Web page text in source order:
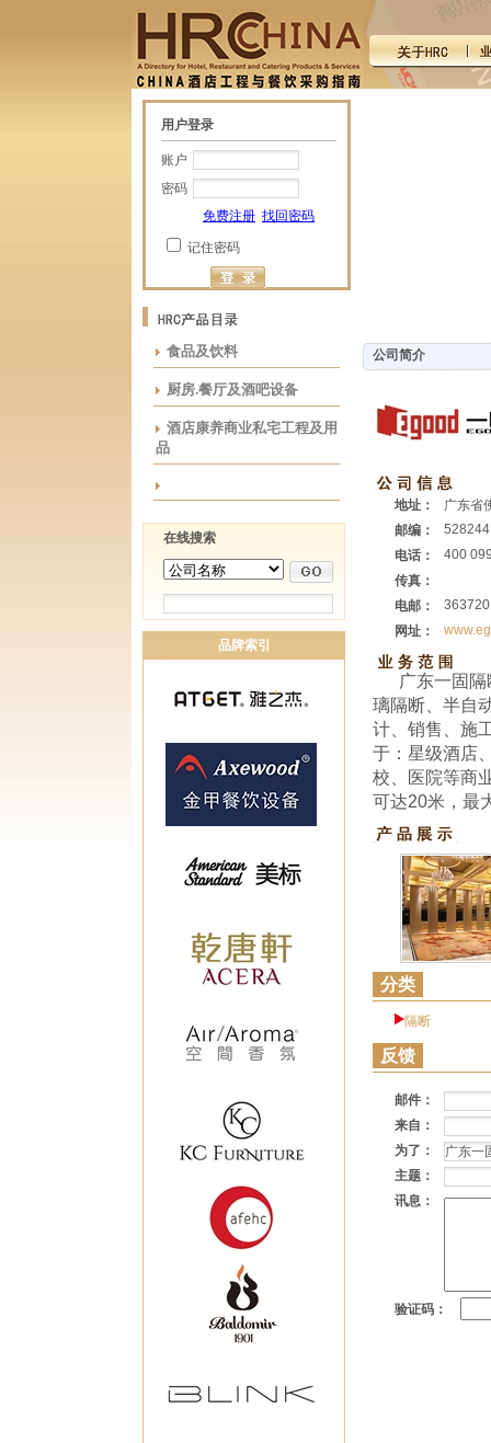
用户登录
账户
密码
免费注册 找回密码
记住密码
食品及饮料
厨房.餐厅及酒吧设备
酒店康养商业私宅工程及用
品
在线搜索
品牌索引
公司简介
地址：
广东省
邮编：
528244
电话：
400
传真：
电邮：
网址：
广东一固
璃隔断、半自
计、销售、施
于：星级酒店
校、医院等商
可达20米，最
分类
隔断
反馈
邮件：
来自：
为了：
主题：
讯息：
验证码：